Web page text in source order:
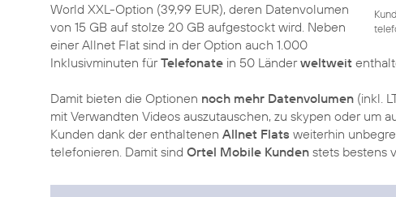
World XXL-Option (39,99 EUR), deren Datenvolumen
von 15 GB auf stolze 20 GB aufgestockt wird. Neben
einer Allnet Flat sind in der Option auch 1.000
Inklusivminuten fürTelefonate in 50 Länderweltweit
Damit bieten die Optionen noch mehr Datenvolumen (inkl.
mit Verwandten Videos auszutauschen, zu skypen oder um
Kunden dank der enthaltenen Allnet Flats weiterhin
telefonieren. Damit sind Ortel Mobile Kunden stets bestens